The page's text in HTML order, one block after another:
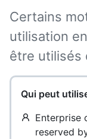
Certains
utilisation
être utilisés
Qui peut
Enterprise
reserved